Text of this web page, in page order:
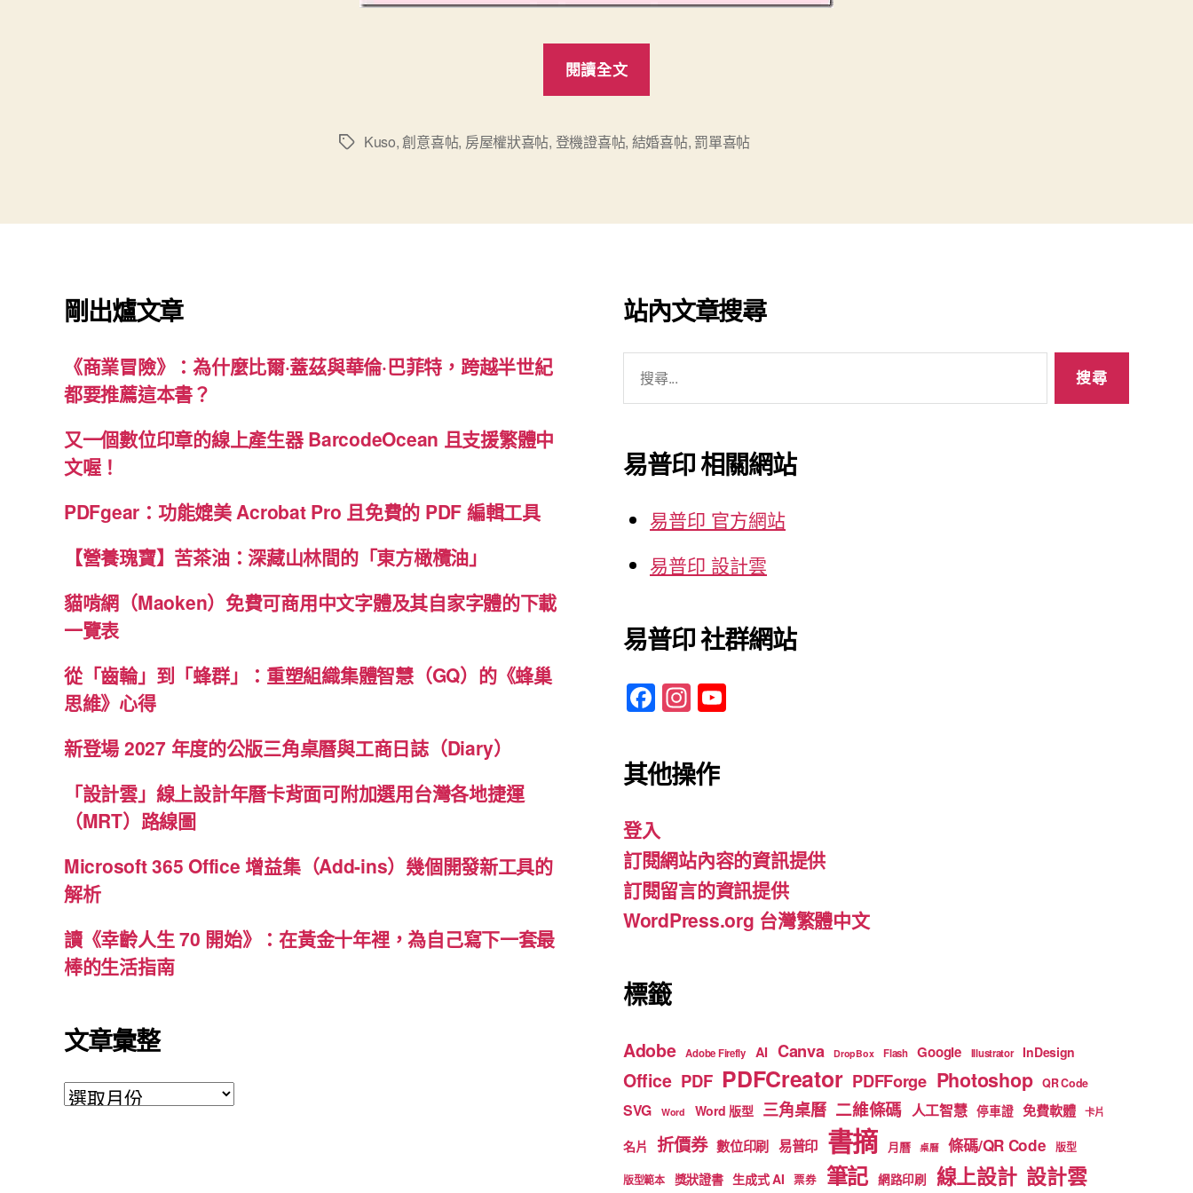
閱讀全文
喜
蒐
標
Kuso,創意喜帖, 房屋權狀喜帖, 登機證喜帖, 結婚喜帖, 罰單喜帖
剛出爐文章
《商業冒險》：為什麼比爾·蓋茲與華倫·巴菲特，跨越半世紀
都要推薦這本書？
又一個數位印章的線上產生器 BarcodeOcean 且支援繁體中
文喔！
PDFgear：功能媲美 Acrobat Pro 且免費的 PDF 編輯工具
【營養瑰寶】苦茶油：深藏山林間的「東方橄欖油」
貓啃網（Maoken）免費可商用中文字體及其自家字體的下載
一覽表
從「齒輪」到「蜂群」：重塑組織集體智慧（GQ）的《蜂巢
思維》心得
新登場 2027 年度的公版三角桌曆與工商日誌（Diary）
「設計雲」線上設計年曆卡背面可附加選用台灣各地捷運
（MRT）路線圖
Microsoft 365 Office 增益集（Add-ins）幾個開發新工具的
解析
讀《幸齡人生 70 開始》：在黃金十年裡，為自己寫下一套最
棒的生活指南
文章彙整
文
站內文章搜尋
字:
易普印 相關網站
易普印 官方網站
易普印 設計雲
易普印 社群網站
F
a
c
e
o
o
k
In
st
a
gr
m b
e
其他操作
登入
訂閱網站內容的資訊提供
訂閱留言的資訊提供
WordPress.org 台灣繁體中文
標籤
Adobe Adobe Firefly AI Canva DropBox Flash Google Illustrator InDesign
Office PDF PDFCreator PDFForge Photoshop QR Code
SVG Word Word 版型 三角桌曆 二維條碼 人工智慧 停車證 免費軟體 卡片
名片 折價券 數位印刷 易普印 書摘 月曆 桌曆 條碼/QR Code 版型
版型範本 獎狀證書 生成式 AI 票券 筆記 網路印刷 線上設計 設計雲